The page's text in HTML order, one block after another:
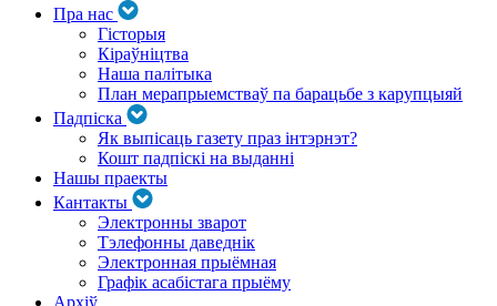
Пра нас
Гісторыя
Кіраўніцтва
Наша палітыка
План мерапрыемстваў па барацьбе з карупцыяй
Падпіска
Як выпісаць газету праз інтэрнэт?
Кошт падпіскі на выданні
Нашы праекты
Кантакты
Электронны зварот
Тэлефонны даведнік
Электронная прыёмная
Графік асабістага прыёму
Архіў